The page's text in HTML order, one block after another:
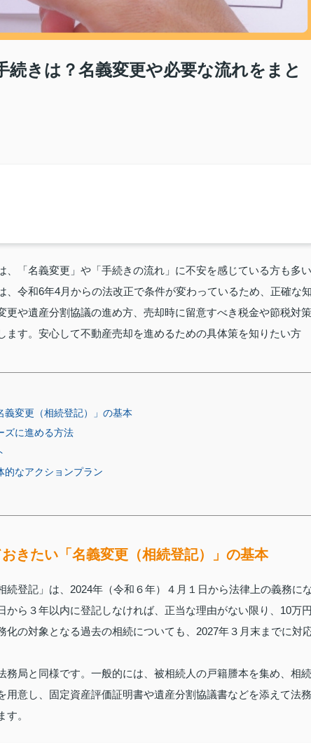
きは？名義変更や必要な流れをまと
「名義変更」や「手続きの流れ」に不安を感じている方も多い
令和6年4月からの法改正で条件が変わっているため、正確な知
や遺産分割協議の進め方、売却時に留意すべき税金や節税対策
ます。安心して不動産売却を進めるための具体策を知りたい方
義変更（相続登記）」の基本
ズに進める方法
的なアクションプラン
きたい「名義変更（相続登記）」の基本
登記」は、2024年（令和６年）４月１日から法律上の義務に
ら３年以内に登記しなければ、正当な理由がない限り、10万円
の対象となる過去の相続についても、2027年３月末までに対
局と同様です。一般的には、被相続人の戸籍謄本を集め、相続
意し、固定資産評価証明書や遺産分割協議書などを添えて法務
。